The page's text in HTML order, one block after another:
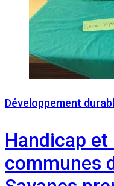
Développement
Handicap
communes